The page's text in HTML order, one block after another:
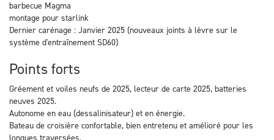
barbecue Magma
montage pour starlink
Dernier carénage : Janvier 2025 (nouveaux joints à lèvre sur le
système d'entraînement SD60)
Points forts
Gréement et voiles neufs de 2025, lecteur de carte 2025, batteries
neuves 2025.
Autonome en eau (dessalinisateur) et en énergie.
Bateau de croisière confortable, bien entretenu et amélioré pour les